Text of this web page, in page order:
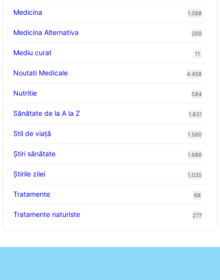
Medicina 1.088
Medicina Alternativa 269
Mediu curat 11
Noutati Medicale 4.458
Nutritie 584
Sănătate de la A la Z 1.831
Stil de viaţă 1.560
Ştiri sănătate 1.686
Știrile zilei 1.035
Tratamente 68
Tratamente naturiste 277